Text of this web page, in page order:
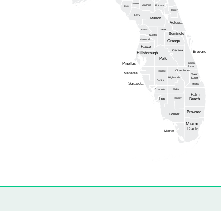
Alachua
Brevard
Broward
Charlotte
Citrus
Collier
DeSoto
Dixie
Flagler
Gilchrist
Glades
Hardee
Hendry
Hernando
Highlands
Hillsborough
Indian
River
Lake
Lee
Levy
Manatee
Marion
Martin
Miami-
Dade
Monroe
Okeechobee
Orange
Osceola
Palm
Beach
Pasco
Pinellas
Polk
Putnam
Saint
Lucie
Sarasota
Seminole
Sumter
Volusia